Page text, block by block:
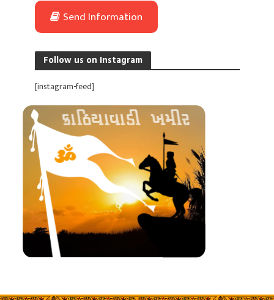
Send Information
Follow us on Instagram
[instagram-feed]